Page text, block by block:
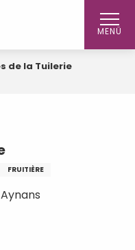
MENÜ
de la Tuilerie
FRUITIÈRE